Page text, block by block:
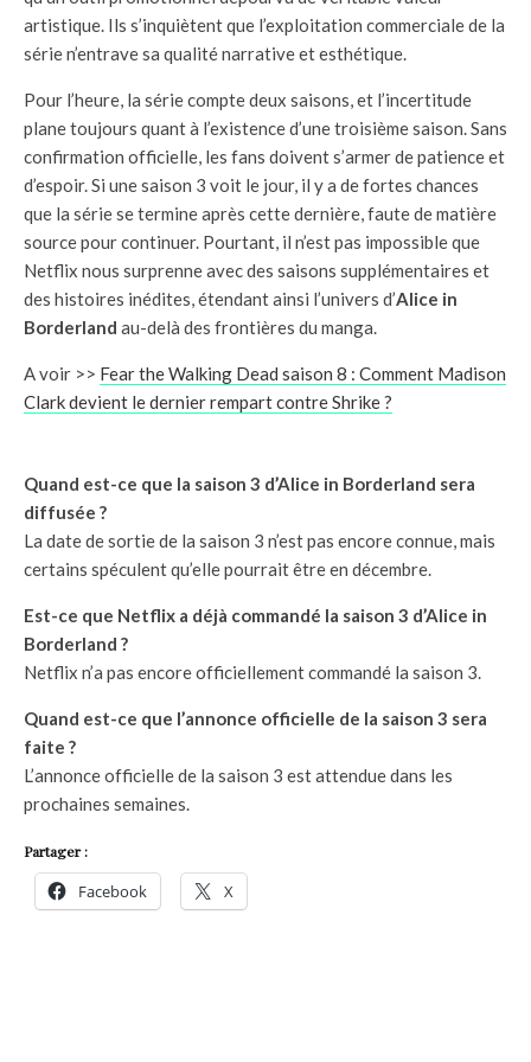
artistique. Ils s’inquiètent que l’exploitation commerciale de la
série n’entrave sa qualité narrative et esthétique.
Pour l’heure, la série compte deux saisons, et l’incertitude
plane toujours quant à l’existence d’une troisième saison. Sans
confirmation officielle, les fans doivent s’armer de patience et
d’espoir. Si une saison 3 voit le jour, il y a de fortes chances
que la série se termine après cette dernière, faute de matière
source pour continuer. Pourtant, il n’est pas impossible que
Netflix nous surprenne avec des saisons supplémentaires et
des histoires inédites, étendant ainsi l’univers d’Alice in
Borderland au-delà des frontières du manga.
A voir >> Fear the Walking Dead saison 8 : Comment Madison
Clark devient le dernier rempart contre Shrike ?
Quand est-ce que la saison 3 d’Alice in Borderland sera
diffusée ?
La date de sortie de la saison 3 n’est pas encore connue, mais
certains spéculent qu’elle pourrait être en décembre.
Est-ce que Netflix a déjà commandé la saison 3 d’Alice in
Borderland ?
Netflix n’a pas encore officiellement commandé la saison 3.
Quand est-ce que l’annonce officielle de la saison 3 sera
faite ?
L’annonce officielle de la saison 3 est attendue dans les
prochaines semaines.
Partager :
Facebook X